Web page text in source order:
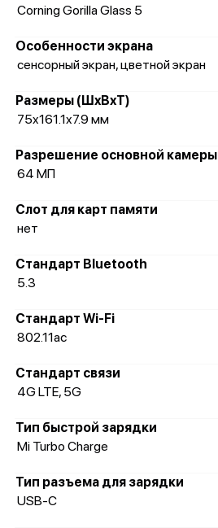
Corning Gorilla Glass 5
Особенности экрана
сенсорный экран, цветной экран
Размеры (ШxВxТ)
75x161.1x7.9 мм
Разрешение основной камеры
64 МП
Слот для карт памяти
нет
Стандарт Bluetooth
5.3
Стандарт Wi-Fi
802.11ac
Стандарт связи
4G LTE, 5G
Тип быстрой зарядки
Mi Turbo Charge
Тип разъема для зарядки
USB-C